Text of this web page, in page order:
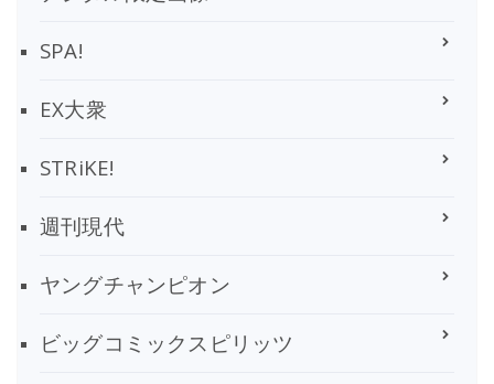
SPA!
EX大衆
STRiKE!
週刊現代
ヤングチャンピオン
ビッグコミックスピリッツ